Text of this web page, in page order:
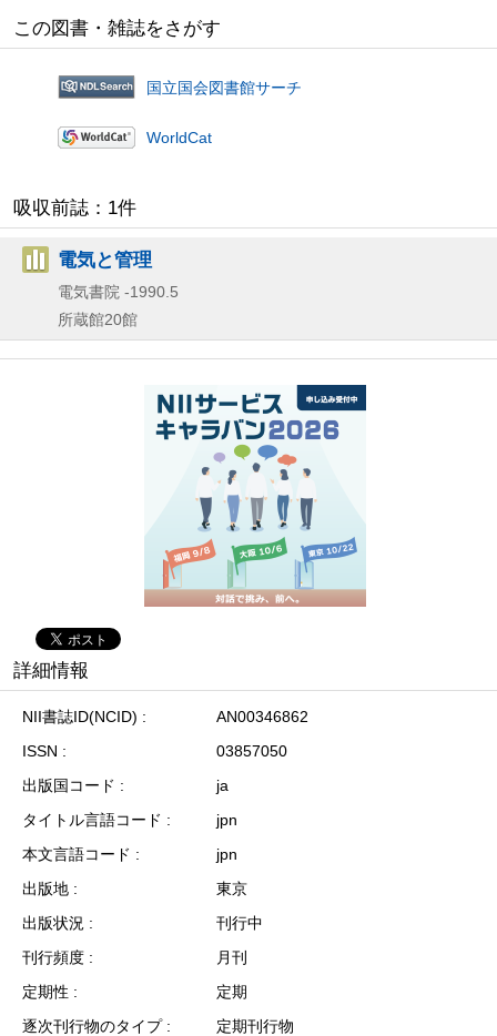
この図書・雑誌をさがす
国立国会図書館サーチ
WorldCat
吸収前誌：1件
電気と管理
電気書院 -1990.5
所蔵館20館
詳細情報
NII書誌ID(NCID)
AN00346862
ISSN
03857050
出版国コード
ja
タイトル言語コード
jpn
本文言語コード
jpn
出版地
東京
出版状況
刊行中
刊行頻度
月刊
定期性
定期
逐次刊行物のタイプ
定期刊行物